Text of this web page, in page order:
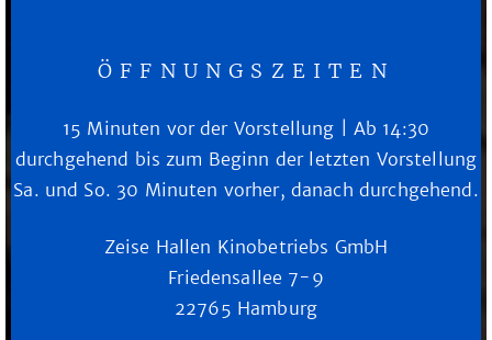
ÖFFNUNGSZEITEN
15 Minuten vor der Vorstellung | Ab 14:30
durchgehend bis zum Beginn der letzten Vorstellung
Sa. und So. 30 Minuten vorher, danach durchgehend.
Zeise Hallen Kinobetriebs GmbH
Friedensallee 7-9
22765 Hamburg